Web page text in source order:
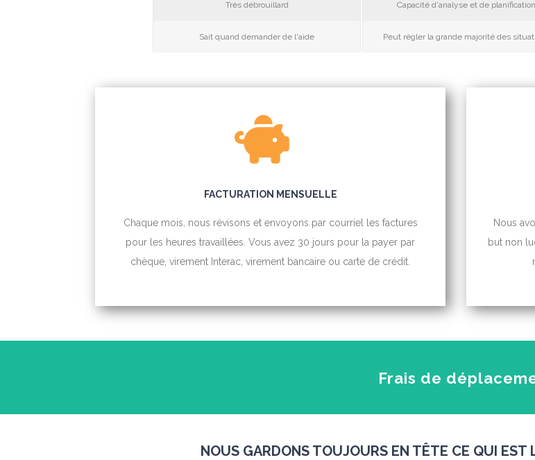
Très débrouillard
Sait quand demander de l'aide
Capacité d'analyse et de planification
Peut régler la grande majorité des
FACTURATION MENSUELLE
Chaque mois, nous révisons et envoyons par courriel les factures
pour les heures travaillées. Vous avez 30 jours pour la payer par
chèque, virement Interac, virement bancaire ou carte de crédit.
Nous
but non
Frais de
NOUS GARDONS TOUJOURS EN TÊTE CE QUI EST